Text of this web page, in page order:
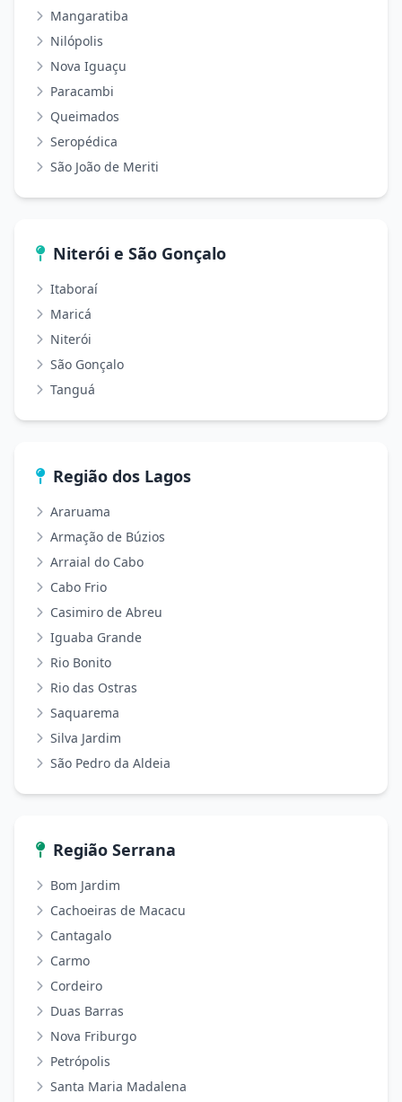
Mangaratiba
Nilópolis
Nova Iguaçu
Paracambi
Queimados
Seropédica
São João de Meriti
Niterói e São Gonçalo
Itaboraí
Maricá
Niterói
São Gonçalo
Tanguá
Região dos Lagos
Araruama
Armação de Búzios
Arraial do Cabo
Cabo Frio
Casimiro de Abreu
Iguaba Grande
Rio Bonito
Rio das Ostras
Saquarema
Silva Jardim
São Pedro da Aldeia
Região Serrana
Bom Jardim
Cachoeiras de Macacu
Cantagalo
Carmo
Cordeiro
Duas Barras
Nova Friburgo
Petrópolis
Santa Maria Madalena